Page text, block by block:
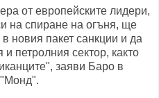
от европейските лидери,
на спиране на огъня, ще
новия пакет санкции и да
петролния сектор, както
заяви Баро в